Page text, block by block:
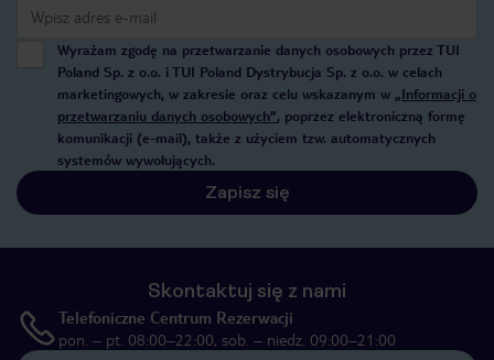
Wyrażam zgodę na przetwarzanie danych osobowych przez TUI
Poland Sp. z o.o. i TUI Poland Dystrybucja Sp. z o.o. w celach
marketingowych, w zakresie oraz celu wskazanym w „Informacji o
przetwarzaniu danych osobowych”, poprzez elektroniczną formę
komunikacji (e-mail), także z użyciem tzw. automatycznych
systemów wywołujących.
Zapisz się
Skontaktuj się z nami
Telefoniczne Centrum Rezerwacji
pon. – pt. 08:00–22:00, sob. – niedz. 09:00–21:00